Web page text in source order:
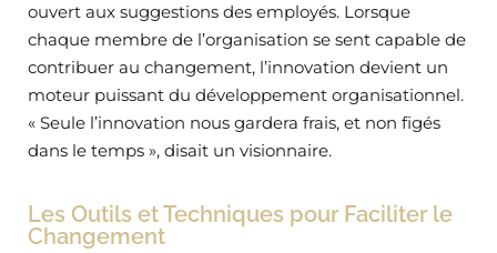
ouvert aux suggestions des employés. Lorsque
chaque membre de l’organisation se sent capable de
contribuer au changement, l’innovation devient un
moteur puissant du développement organisationnel.
« Seule l’innovation nous gardera frais, et non figés
dans le temps », disait un visionnaire.
Les Outils et Techniques pour Faciliter le
Changement